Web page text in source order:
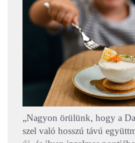
„Nagyon örülünk, hogy a
szel való hosszú távú